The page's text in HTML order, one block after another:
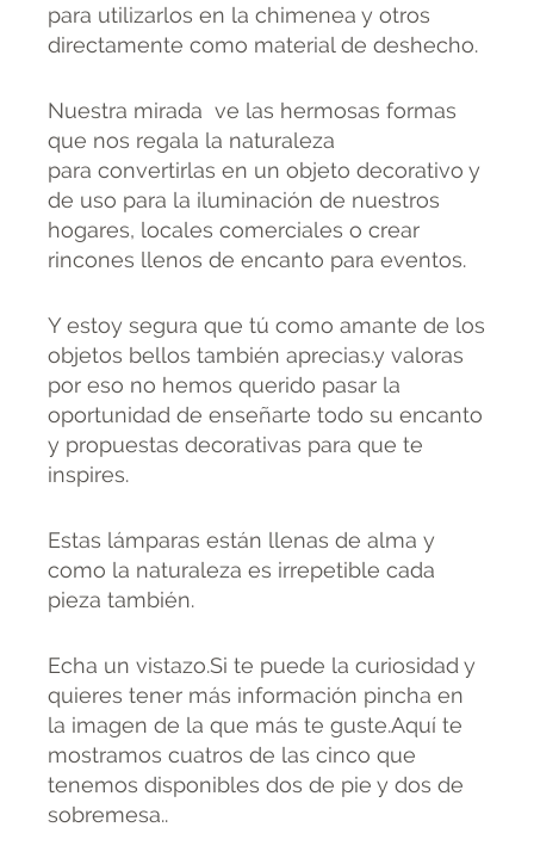
para utilizarlos en la chimenea y otros
directamente como material de deshecho.
Nuestra mirada ve las hermosas formas
que nos regala la naturaleza
para convertirlas en un objeto decorativo y
de uso para la iluminación de nuestros
hogares, locales comerciales o crear
rincones llenos de encanto para eventos.
Y estoy segura que tú como amante de los
objetos bellos también aprecias.y valoras
por eso no hemos querido pasar la
oportunidad de enseñarte todo su encanto
y propuestas decorativas para que te
inspires.
Estas lámparas están llenas de alma y
como la naturaleza es irrepetible cada
pieza también.
Echa un vistazo.Si te puede la curiosidad y
quieres tener más información pincha en
la imagen de la que más te guste.Aquí te
mostramos cuatros de las cinco que
tenemos disponibles dos de pie y dos de
sobremesa..